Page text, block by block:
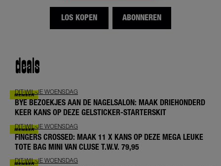
LOS KOPEN ABONNEREN
deals
DIT-WIL-JE WOENSDAG
BYE BEZOEKJES AAN DE NAGELSALON: MAAK DRIEHONDERD
KEER KANS OP DEZE GELSTICKER-STARTERSKIT
DIT-WIL-JE WOENSDAG
FINGERS CROSSED: MAAK 11 X KANS OP DEZE MEGA LEUKE
TOTE BAG MINI VAN CLUSE T.W.V. 79,95
DIT-WIL-JE WOENSDAG